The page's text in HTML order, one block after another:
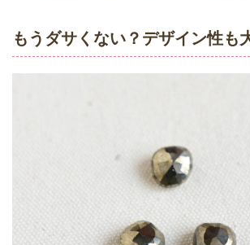
もうダサくない？デザイン性も